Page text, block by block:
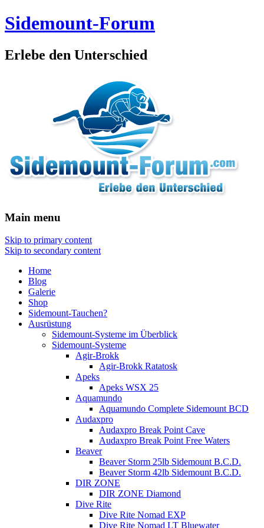
Sidemount-Forum
Erlebe den Unterschied
Main menu
Skip to primary content
Skip to secondary content
Home
Blog
Galerie
Shop
Sidemount-Tauchen?
Ausrüstung
Sidemount-Systeme im Überblick
Sidemount-Systeme
Agir-Brokk
Agir-Brokk Ratatosk
Apeks
Apeks WSX 25
Aquamundo
Aquamundo Complete Sidemount BCD
Audaxpro
Audaxpro Break Point Cave
Audaxpro Break Point Free Waters
Beaver
Beaver Storm 25lb Sidemount B.C.D.
Beaver Storm 42lb Sidemount B.C.D.
DIR ZONE
DIR ZONE Diamond
Dive Rite
Dive Rite Nomad EXP
Dive Rite Nomad LT Bluewater